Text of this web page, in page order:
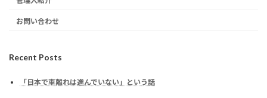
お問い合わせ
Recent Posts
「日本で車離れは進んでいない」という話